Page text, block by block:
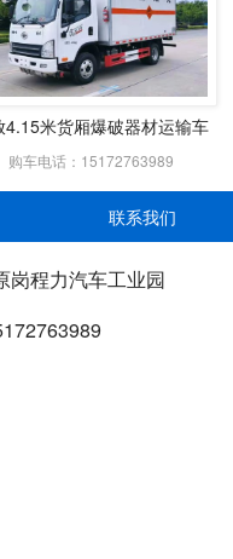
4.15米货厢爆破器材运输车
购车电话：15172763989
联系我们
岗程力汽车工业园